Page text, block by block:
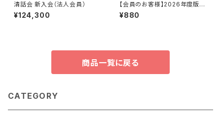
清話会 新入会（法人会員）
¥124,300
【会員のお客様】2026年度版
「社員ハンドブック」※好評頒布
中 ‼
¥880
商品一覧に戻る
CATEGORY